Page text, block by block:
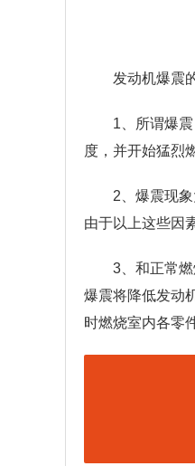
发动机爆震
1、所谓爆
度，并开始猛烈
2、爆震现
由于以上这些因
3、和正常
爆震将降低发动
时燃烧室内各零